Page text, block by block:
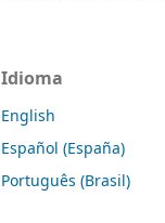
Idioma
English
Español (España)
Português (Brasil)